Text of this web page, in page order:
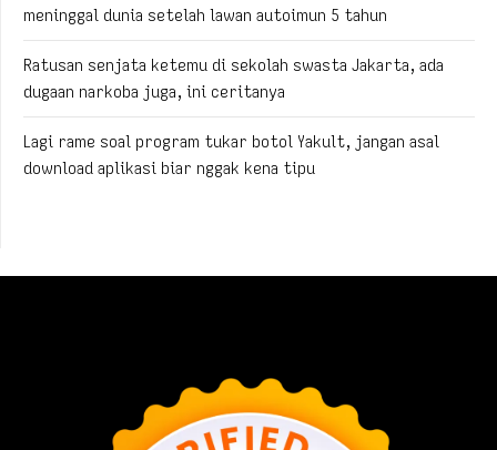
meninggal dunia setelah lawan autoimun 5 tahun
Ratusan senjata ketemu di sekolah swasta Jakarta, ada
dugaan narkoba juga, ini ceritanya
Lagi rame soal program tukar botol Yakult, jangan asal
download aplikasi biar nggak kena tipu